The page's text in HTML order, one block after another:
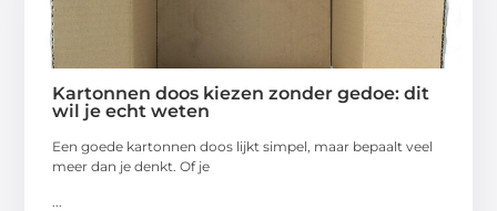
Kartonnen doos kiezen zonder gedoe: dit
wil je echt weten
Een goede kartonnen doos lijkt simpel, maar bepaalt veel
meer dan je denkt. Of je